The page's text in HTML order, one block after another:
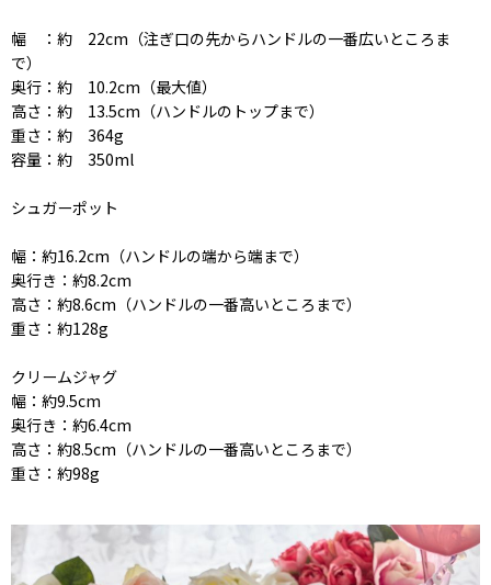
幅 ：約 22cm（注ぎ口の先からハンドルの一番広いところま
で）
奥行：約 10.2cm（最大値）
高さ：約 13.5cm（ハンドルのトップまで）
重さ：約 364g
容量：約 350ml
シュガーポット
幅：約16.2cm（ハンドルの端から端まで）
奥行き：約8.2cm
高さ：約8.6cm（ハンドルの一番高いところまで）
重さ：約128g
クリームジャグ
幅：約9.5cm
奥行き：約6.4cm
高さ：約8.5cm（ハンドルの一番高いところまで）
重さ：約98g